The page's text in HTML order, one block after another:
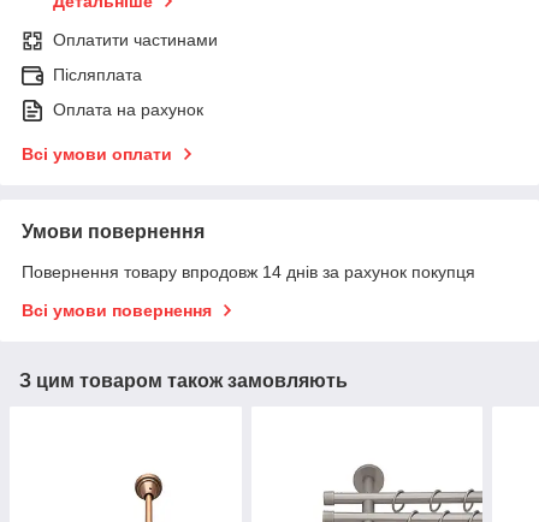
Оплатити частинами
Післяплата
Оплата на рахунок
Всі умови оплати
Умови повернення
Повернення товару впродовж 14 днів за рахунок покупця
Всі умови повернення
З цим товаром також замовляють